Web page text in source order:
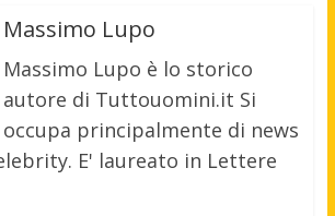
Massimo Lupo
Massimo Lupo è lo storico
autore di Tuttouomini.it Si
occupa principalmente di news
E' laureato in Lettere